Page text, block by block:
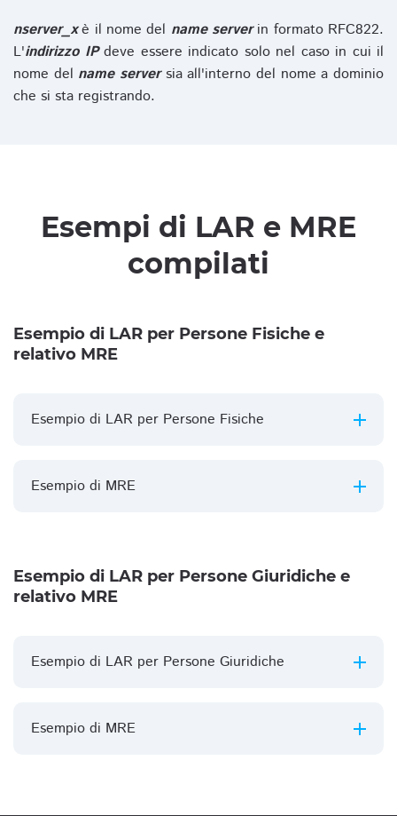
nserver_xè il nome del name serverin formato RFC822.
L'indirizzo IPdeve essere indicato solo nel caso in cui il
nome del name serversia all'interno del nome a dominio
che si sta registrando.
Esempi di LAR e MRE
compilati
Esempio di LAR per Persone Fisiche e
relativo MRE
Esempio di LAR per Persone Fisiche
Esempio di MRE
Esempio di LAR per Persone Giuridiche e
relativo MRE
Esempio di LAR per Persone Giuridiche
Esempio di MRE